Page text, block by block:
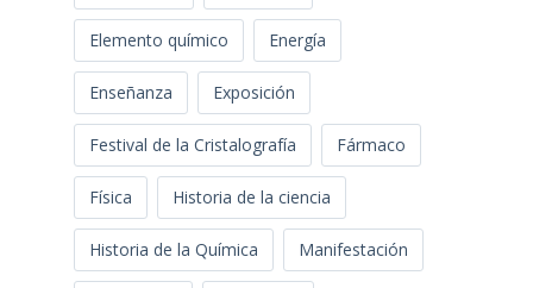
Elemento químico Energía
Enseñanza Exposición
Festival de la Cristalografía Fármaco
Física Historia de la ciencia
Historia de la Química Manifestación